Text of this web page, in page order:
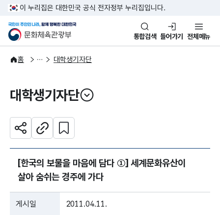
본문 바로가기
주메뉴 바로가기
이 누리집은 대한민국 공식 전자정부 누리집입니다.
문화체육관광부
국민이 주인인 나라, 함께 행복
통합검색 들어가기 전체메뉴
홈
주요정책
정책소통 대학생기자단
대학생기자단
열기
공유하기주소복사
관심 콘텐츠 설정하기
[한국의 보물을 마음에 담다 ①] 세계문화유산이
살아 숨쉬는 경주에 가다
게시일 2011.04.11.